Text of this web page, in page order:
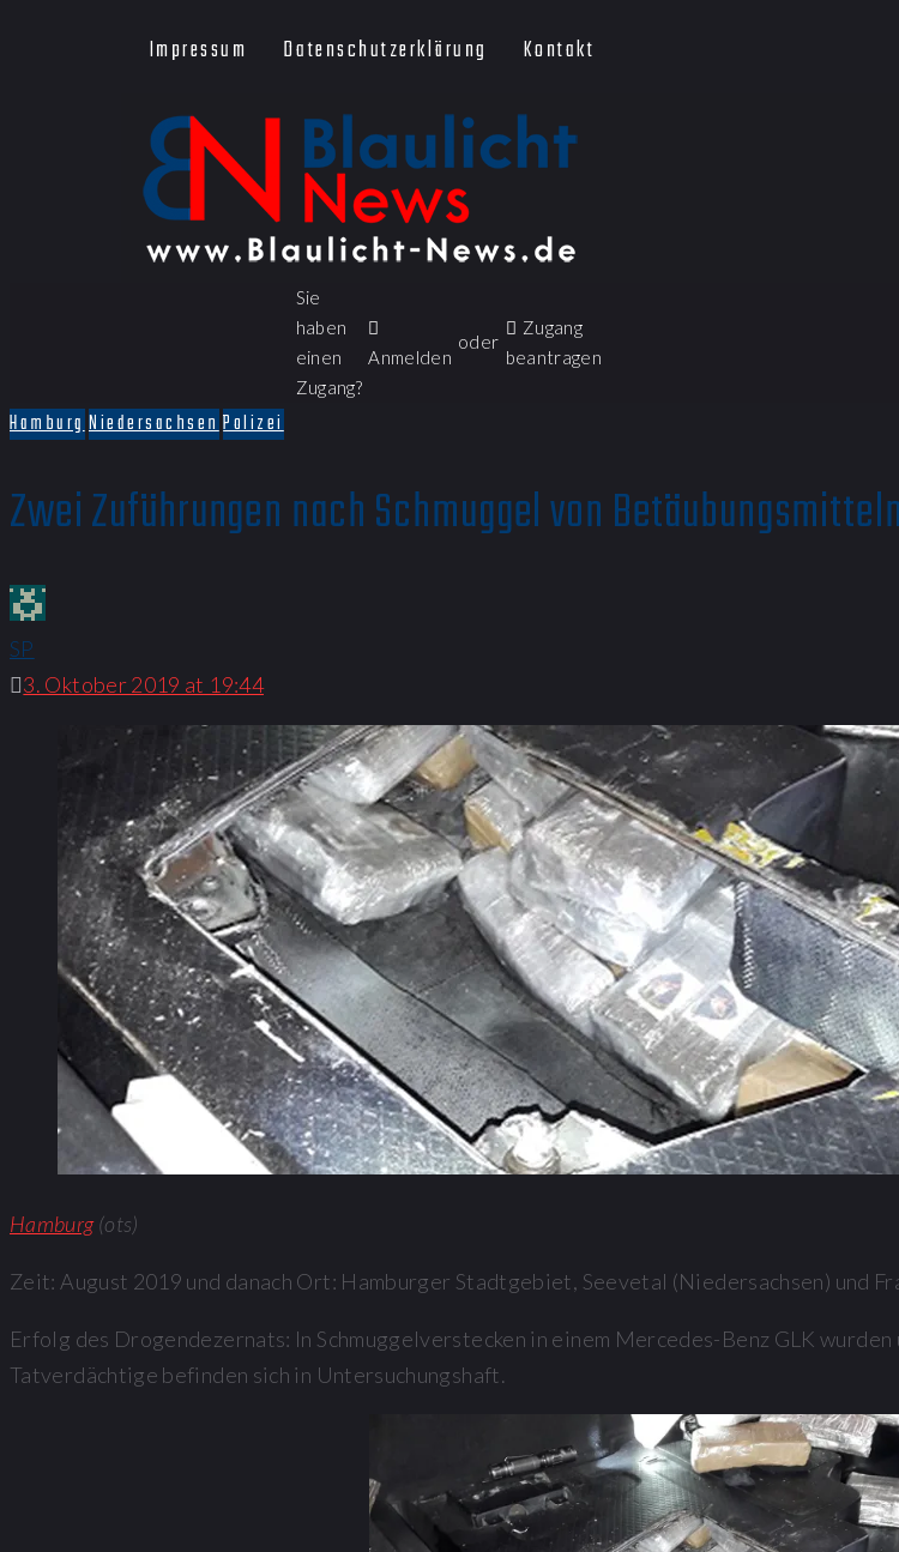
Impressum Datenschutzerklärung Kontakt
Sie
haben
einen
Zugang?
Anmelden
oder
Zugang
beantragen
HamburgNiedersachsenPolizei
Zwei Zuführungen nach Schmuggel von Betäubungsmitteln
SP
3. Oktober 2019 at 19:44
Hamburg(ots)
Zeit: August 2019 und danach Ort: Hamburger Stadtgebiet, Seevetal (Niedersachsen) und
Erfolg des Drogendezernats: In Schmuggelverstecken in einem Mercedes-Benz GLK
Tatverdächtige befinden sich in Untersuchungshaft.